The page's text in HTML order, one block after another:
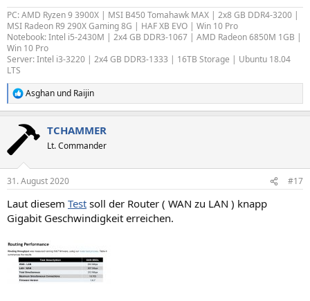
PC: AMD Ryzen 9 3900X | MSI B450 Tomahawk MAX | 2x8 GB DDR4-3200 |
MSI Radeon R9 290X Gaming 8G | HAF XB EVO | Win 10 Pro
Notebook: Intel i5-2430M | 2x4 GB DDR3-1067 | AMD Radeon 6850M 1GB |
Win 10 Pro
Server: Intel i3-3220 | 2x4 GB DDR3-1333 | 16TB Storage | Ubuntu 18.04
LTS
R
e
t
i
e
:
Asghan und Raijin
TCHAMMER
Lt. Commander
31. August 2020 #17
Laut diesem Test soll der Router ( WAN zu LAN ) knapp
Gigabit Geschwindigkeit erreichen.